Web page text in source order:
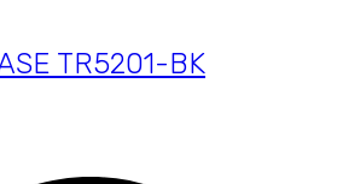
TR5201-BK